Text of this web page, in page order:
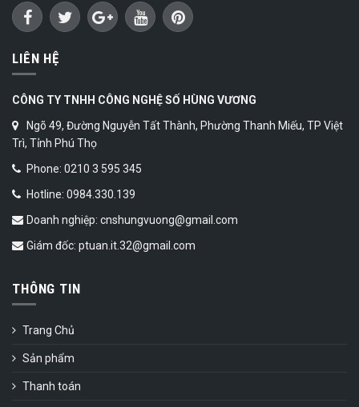
LIÊN HỆ
CÔNG TY TNHH CÔNG NGHỆ SỐ HÙNG VƯƠNG
Ngõ 49, Đường Nguyễn Tất Thành, Phường Thanh Miếu, TP Việt
Trì, Tỉnh Phú Thọ
Phone: 0210 3 595 345
Hotline: 0984.330.139
Doanh nghiệp: cnshungvuong@gmail.com
Giám đốc: ptuan.it.32@gmail.com
THÔNG TIN
Trang Chủ
Sản phẩm
Thanh toán